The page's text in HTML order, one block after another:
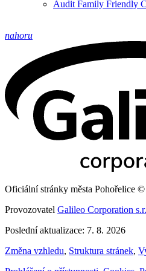
Audit Family Friendly
nahoru
Oficiální stránky města Pohořelice
Provozovatel Galileo Corporation
Poslední aktualizace: 7. 8. 2026
Změna vzhledu, Struktura stránek,